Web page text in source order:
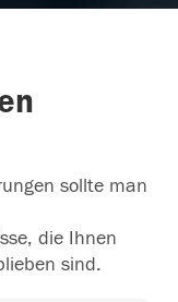
sollte man
die Ihnen
sind.